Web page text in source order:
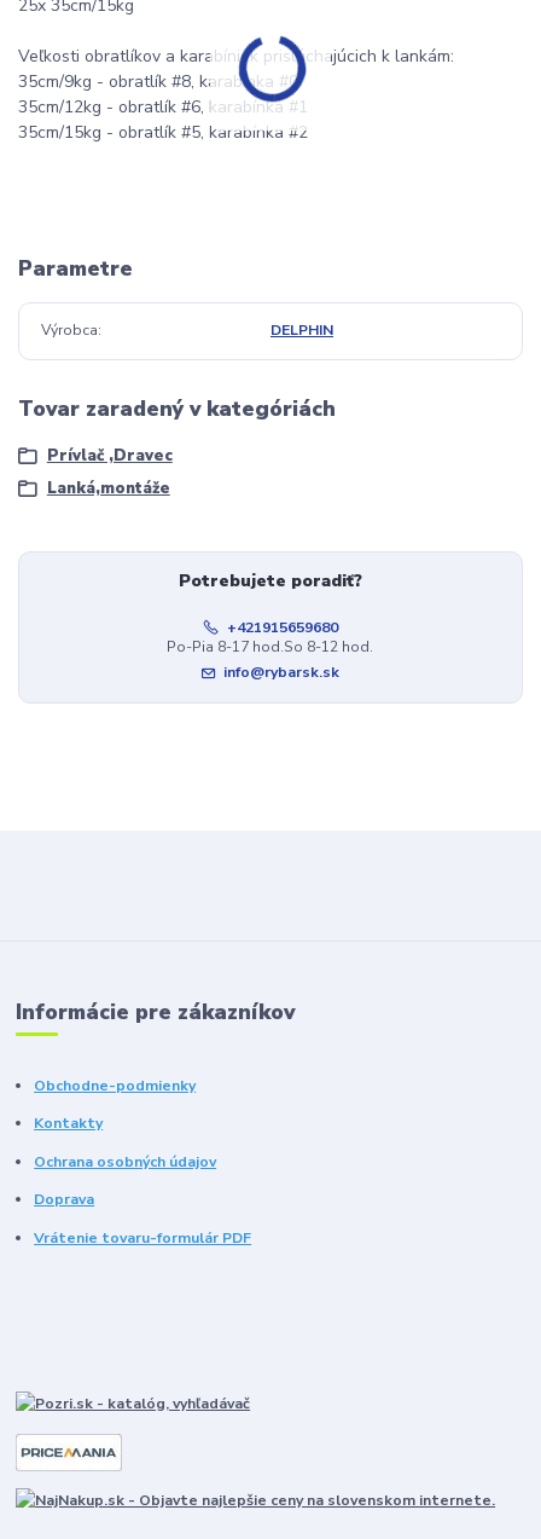
25x 35cm/15kg
Veľkosti obratlíkov a karabíniek prislúchajúcich k lankám:
35cm/9kg - obratlík #8, karabínka #0
35cm/12kg - obratlík #6, karabínka #1
35cm/15kg - obratlík #5, karabínka #2
Parametre
Výrobca DELPHIN
Tovar zaradený v kategóriách
Prívlač ,Dravec
Lanká,montáže
Potrebujete poradiť?
+421915659680
Po-Pia 8-17 hod.So 8-12 hod.
info@rybarsk.sk
Informácie pre zákazníkov
Obchodne-podmienky
Kontakty
Ochrana osobných údajov
Doprava
Vrátenie tovaru-formulár PDF